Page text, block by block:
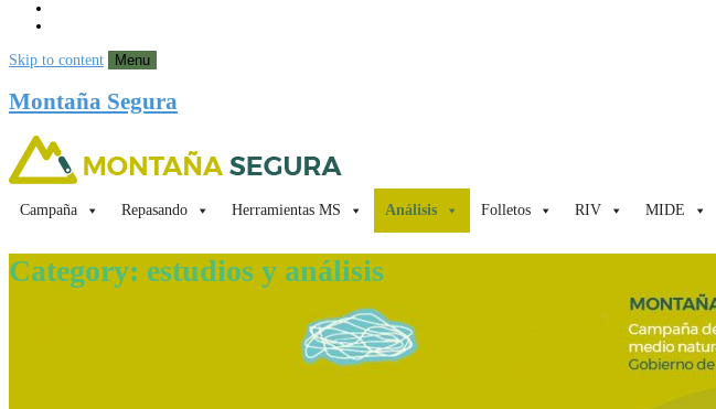
Skip to content Menu
Montaña Segura
Campaña Repasando Herramientas MS Análisis Folletos RIV MIDE
Category: estudios y análisis